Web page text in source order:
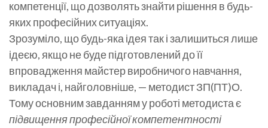
компетенції, що дозволять знайти рішення в будь-
яких професійних ситуаціях.
Зрозуміло, що будь-яка ідея так і залишиться лише
ідеєю, якщо не буде підготовлений до її
впровадження майстер виробничого навчання,
викладач і, найголовніше, — методист ЗП(ПТ)О.
Тому основним завданням у роботі методиста є
підвищення професійної компетентності